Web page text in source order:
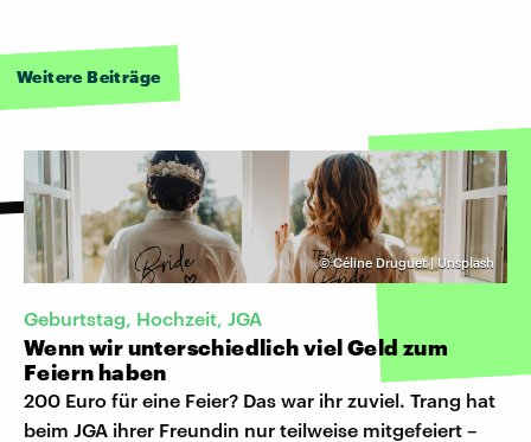
Weitere Beiträge
©Céline Druguet | Unsplash
Geburtstag, Hochzeit, JGA
Wenn wir unterschiedlich viel Geld zum
Feiern haben
200 Euro für eine Feier? Das war ihr zuviel. Trang hat
beim JGA ihrer Freundin nur teilweise mitgefeiert –